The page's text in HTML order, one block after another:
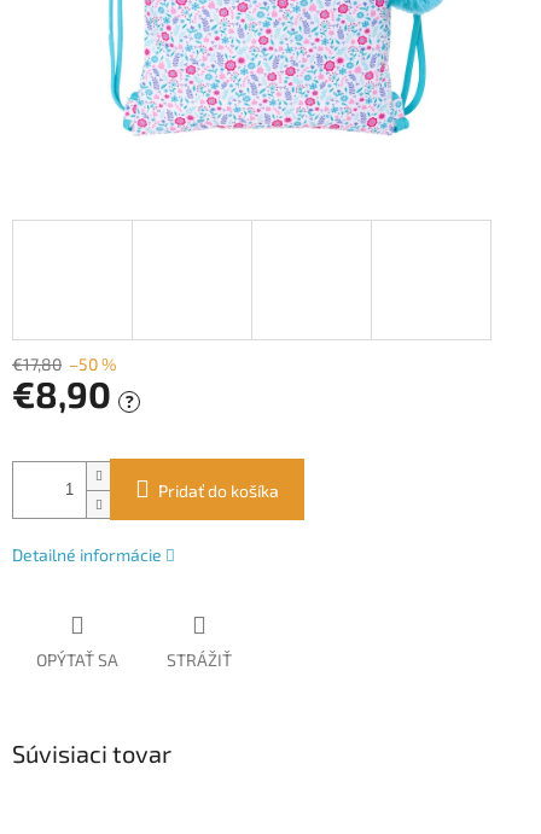
€17,80 –50 %
€8,90 ?
cena:
Pridať do košíka
Detailné informácie
OPÝTAŤ SA STRÁŽIŤ
Súvisiaci tovar